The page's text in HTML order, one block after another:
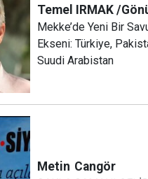
Temel IRMAK /
Mekke’de Yeni Bir
Ekseni: Türkiye,
Suudi Arabistan
Metin Cangör